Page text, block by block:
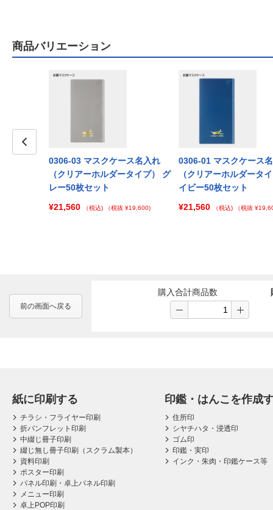
商品バリエーション
0306-03 マスクケース名入れ
（クリアーホルダータイプ） グ
レー50枚セット
¥21,560
（税込) （税抜 ¥19,600)
0306-01 マスクケース
（クリアーホルダータ
イビー50枚セット
¥21,560
（税込) （税抜
前の画面へ戻る
購入合計商品数
紙に印刷する
チラシ・フライヤー印刷
折パンフレット印刷
中綴じ冊子印刷
綴じ無し冊子印刷（スクラム製本）
資料印刷
ポスター印刷
パネル印刷・卓上パネル印刷
メニュー印刷
卓上POP印刷
印鑑・はんこを作成
住所印
シヤチハタ・浸透印
ゴム印
印鑑・実印
インク・朱肉・印鑑ケース等